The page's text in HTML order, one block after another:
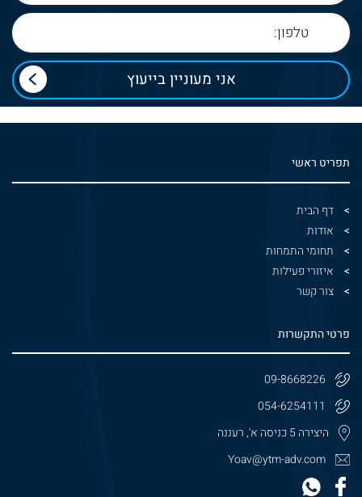
תפריט ראשי
דף הבית
אודות
תחומי התמחות
איזורי פעילות
צור קשר
פרטי התקשרות
09-8668226
054-6254111
היצירה 5 כניסה א', רעננה
Yoav@ytm-adv.com